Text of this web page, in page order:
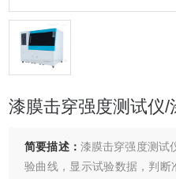
漆膜击穿强度测试仪/
简要描述： 漆膜击穿强度测试
验曲线，显示试验数据，判